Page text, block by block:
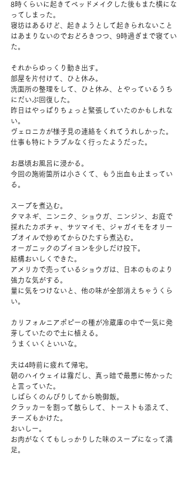
8時くらいに起きてベッドメイクした後もまた横にな
ってしまった。
寝坊はあるけど、起きようとして起きられないこと
はあまりないのでおどろきつつ、9時過ぎまで寝てい
た。
それからゆっくり動き出す。
部屋を片付けて、ひと休み。
洗面所の整理をして、ひと休み、とやっているうち
にだいぶ回復した。
昨日はやっぱりちょっと緊張していたのかもしれな
い。
ヴェロニカが様子見の連絡をくれてうれしかった。
仕事も特にトラブルなく行ったようだった。
お昼頃お風呂に浸かる。
今回の施術箇所は小さくて、もう出血も止まってい
る。
スープを煮込む。
タマネギ、ニンニク、ショウガ、ニンジン、お庭で
採れたカボチャ、サツマイモ、ジャガイモをオリー
ブオイルで炒めてからひたすら煮込む。
オーガニックのブイヨンを少しだけ投下。
結構おいしくできた。
アメリカで売っているショウガは、日本のものより
強力な気がする。
量に気をつけないと、他の味が全部消えちゃうくら
い。
カリフォルニアポピーの種が冷蔵庫の中で一気に発
芽していたので土に植える。
うまくいくといいな。
夫は4時前に疲れて帰宅。
朝のハイウェイは霧だし、真っ暗で最悪に怖かった
と言っていた。
しばらくのんびりしてから晩御飯。
クラッカーを割って散らして、トーストも添えて、
チーズもかけた。
おいしー。
お肉がなくてもしっかりした味のスープになって満
足。